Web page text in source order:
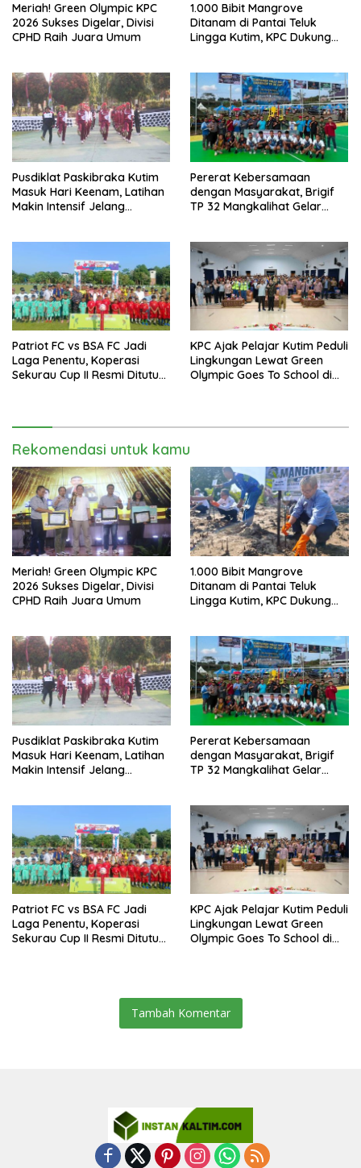
Meriah! Green Olympic KPC
2026 Sukses Digelar, Divisi
CPHD Raih Juara Umum
1.000 Bibit Mangrove
Ditanam di Pantai Teluk
Lingga Kutim, KPC Dukung
Pusdiklat Paskibraka Kutim
Masuk Hari Keenam, Latihan
Makin Intensif Jelang
Pererat Kebersamaan
dengan Masyarakat, Brigif
TP 32 Mangkalihat Gelar
Patriot FC vs BSA FC Jadi
Laga Penentu, Koperasi
Sekurau Cup II Resmi Ditutup
KPC Ajak Pelajar Kutim Peduli
Lingkungan Lewat Green
Olympic Goes To School di
Rekomendasi untuk kamu
Meriah! Green Olympic KPC
2026 Sukses Digelar, Divisi
CPHD Raih Juara Umum
1.000 Bibit Mangrove
Ditanam di Pantai Teluk
Lingga Kutim, KPC Dukung
Pusdiklat Paskibraka Kutim
Masuk Hari Keenam, Latihan
Makin Intensif Jelang
Pererat Kebersamaan
dengan Masyarakat, Brigif
TP 32 Mangkalihat Gelar
Patriot FC vs BSA FC Jadi
Laga Penentu, Koperasi
Sekurau Cup II Resmi Ditutup
KPC Ajak Pelajar Kutim Peduli
Lingkungan Lewat Green
Olympic Goes To School di
Tambah Komentar